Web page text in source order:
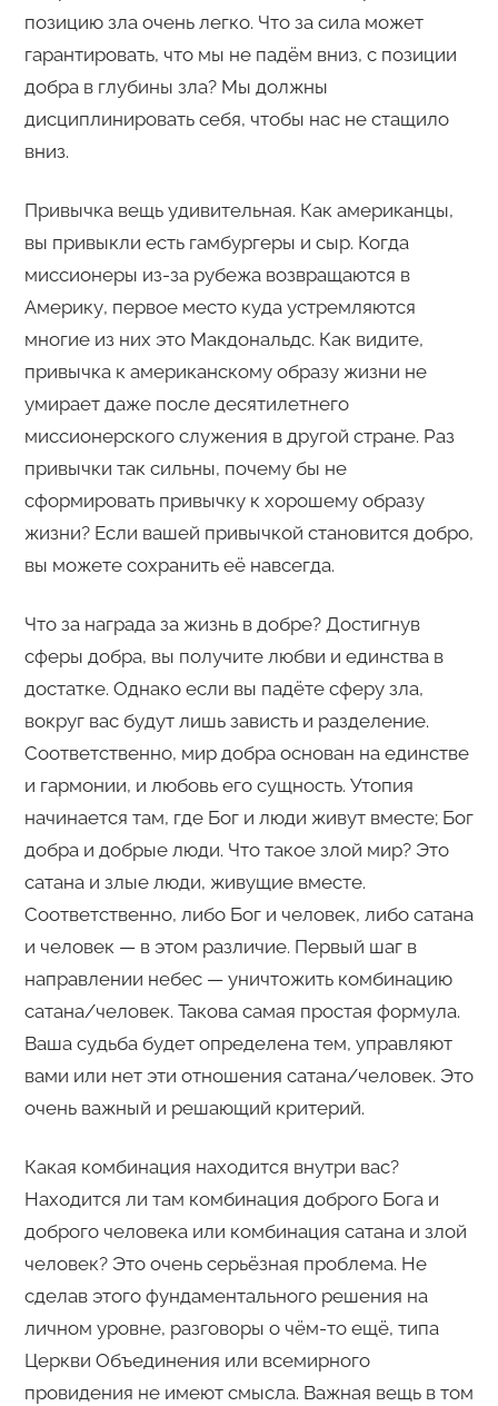
позицию зла очень легко. Что за сила может
гарантировать, что мы не падём вниз, с позиции
добра в глубины зла? Мы должны
дисциплинировать себя, чтобы нас не стащило
вниз.
Привычка вещь удивительная. Как американцы,
вы привыкли есть гамбургеры и сыр. Когда
миссионеры из-за рубежа возвращаются в
Америку, первое место куда устремляются
многие из них это Макдональдс. Как видите,
привычка к американскому образу жизни не
умирает даже после десятилетнего
миссионерского служения в другой стране. Раз
привычки так сильны, почему бы не
сформировать привычку к хорошему образу
жизни? Если вашей привычкой становится добро,
вы можете сохранить её навсегда.
Что за награда за жизнь в добре? Достигнув
сферы добра, вы получите любви и единства в
достатке. Однако если вы падёте сферу зла,
вокруг вас будут лишь зависть и разделение.
Соответственно, мир добра основан на единстве
и гармонии, и любовь его сущность. Утопия
начинается там, где Бог и люди живут вместе; Бог
добра и добрые люди. Что такое злой мир? Это
сатана и злые люди, живущие вместе.
Соответственно, либо Бог и человек, либо сатана
и человек — в этом различие. Первый шаг в
направлении небес — уничтожить комбинацию
сатана/человек. Такова самая простая формула.
Ваша судьба будет определена тем, управляют
вами или нет эти отношения сатана/человек. Это
очень важный и решающий критерий.
Какая комбинация находится внутри вас?
Находится ли там комбинация доброго Бога и
доброго человека или комбинация сатана и злой
человек? Это очень серьёзная проблема. Не
сделав этого фундаментального решения на
личном уровне, разговоры о чём-то ещё, типа
Церкви Объединения или всемирного
провидения не имеют смысла. Важная вещь в том